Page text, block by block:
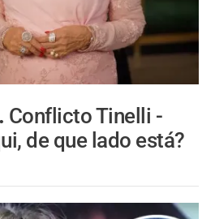
Conflicto Tinelli -
de que lado está?